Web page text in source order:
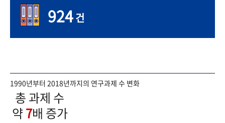
924건
1990년부터 2018년까지의 연구과제 수 변화
총 과제 수
약7배 증가